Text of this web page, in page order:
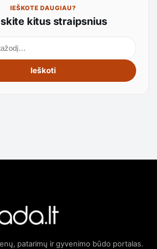
IEŠKOTE DAUGIAU?
kitus straipsnius
Ieškoti
patarimų ir gyvenimo būdo portalas.